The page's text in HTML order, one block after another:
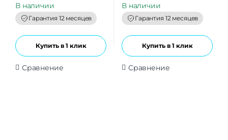
t
o
f
5
В наличии
Гарантия 12 месяцев
Купить в 1 клик
Сравнение
t
o
f
5
В наличии
Гарантия 12 месяцев
Купить в 1 клик
Сравнение